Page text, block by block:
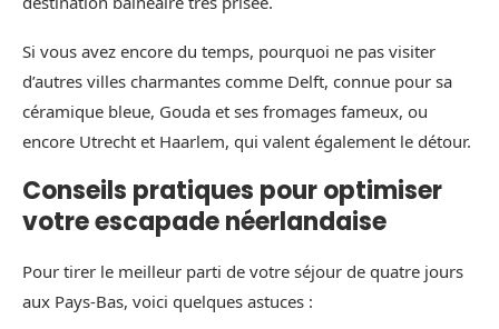
Si vous avez encore du temps, pourquoi ne pas visiter
d’autres villes charmantes comme Delft, connue pour sa
céramique bleue, Gouda et ses fromages fameux, ou
encore Utrecht et Haarlem, qui valent également le détour.
Conseils pratiques pour optimiser
votre escapade néerlandaise
Pour tirer le meilleur parti de votre séjour de quatre jours
aux Pays-Bas, voici quelques astuces :